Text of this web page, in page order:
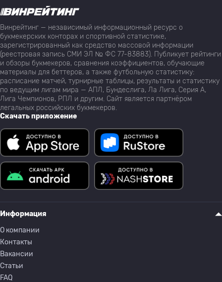
Винрейтинг — независимый информационный ресурс о
букмекерских конторах и спортивной статистике,
зарегистрированный как средство массовой информации
(реестровая запись СМИ ЭЛ № ФС 77-83883). Публикует рейтинги
и обзоры букмекеров, сравнения коэффициентов, обучающие
материалы для беттеров, а также футбольную статистику:
расписание матчей, турнирные таблицы, результаты и статистику
по ведущим лигам мира — АПЛ, Бундеслига, Ла Лига, Серия А,
Лига Чемпионов, РПЛ и другим. Сайт является партнёром
легальных российских букмекеров.
Скачать приложение
Информация
О компании
Контакты
Вакансии
Статьи
FAQ